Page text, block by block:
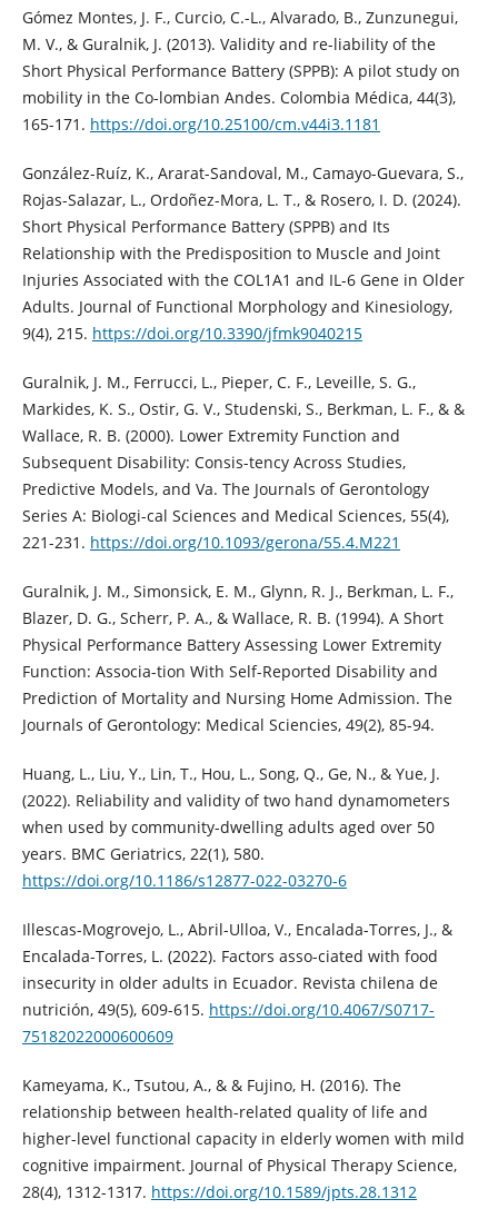
Gómez Montes, J. F., Curcio, C.-L., Alvarado, B., Zunzunegui,
M. V., & Guralnik, J. (2013). Validity and re-liability of the
Short Physical Performance Battery (SPPB): A pilot study on
mobility in the Co-lombian Andes. Colombia Médica, 44(3),
165-171. https://doi.org/10.25100/cm.v44i3.1181
González-Ruíz, K., Ararat-Sandoval, M., Camayo-Guevara, S.,
Rojas-Salazar, L., Ordoñez-Mora, L. T., & Rosero, I. D. (2024).
Short Physical Performance Battery (SPPB) and Its
Relationship with the Predisposition to Muscle and Joint
Injuries Associated with the COL1A1 and IL-6 Gene in Older
Adults. Journal of Functional Morphology and Kinesiology,
9(4), 215. https://doi.org/10.3390/jfmk9040215
Guralnik, J. M., Ferrucci, L., Pieper, C. F., Leveille, S. G.,
Markides, K. S., Ostir, G. V., Studenski, S., Berkman, L. F., & &
Wallace, R. B. (2000). Lower Extremity Function and
Subsequent Disability: Consis-tency Across Studies,
Predictive Models, and Va. The Journals of Gerontology
Series A: Biologi-cal Sciences and Medical Sciences, 55(4),
221-231. https://doi.org/10.1093/gerona/55.4.M221
Guralnik, J. M., Simonsick, E. M., Glynn, R. J., Berkman, L. F.,
Blazer, D. G., Scherr, P. A., & Wallace, R. B. (1994). A Short
Physical Performance Battery Assessing Lower Extremity
Function: Associa-tion With Self-Reported Disability and
Prediction of Mortality and Nursing Home Admission. The
Journals of Gerontology: Medical Sciencies, 49(2), 85-94.
Huang, L., Liu, Y., Lin, T., Hou, L., Song, Q., Ge, N., & Yue, J.
(2022). Reliability and validity of two hand dynamometers
when used by community-dwelling adults aged over 50
years. BMC Geriatrics, 22(1), 580.
https://doi.org/10.1186/s12877-022-03270-6
Illescas-Mogrovejo, L., Abril-Ulloa, V., Encalada-Torres, J., &
Encalada-Torres, L. (2022). Factors asso-ciated with food
insecurity in older adults in Ecuador. Revista chilena de
nutrición, 49(5), 609-615. https://doi.org/10.4067/S0717-
75182022000600609
Kameyama, K., Tsutou, A., & & Fujino, H. (2016). The
relationship between health-related quality of life and
higher-level functional capacity in elderly women with mild
cognitive impairment. Journal of Physical Therapy Science,
28(4), 1312-1317. https://doi.org/10.1589/jpts.28.1312